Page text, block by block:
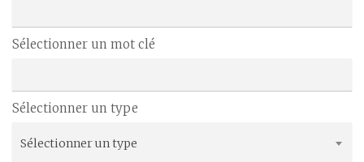
Sélectionner un mot clé
Sélectionner un type
Sélectionner un type